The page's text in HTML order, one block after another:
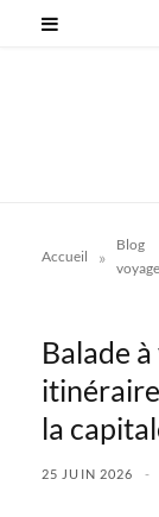
Accueil »
Blog
voyage
Balade
la
25 JUIN 2026